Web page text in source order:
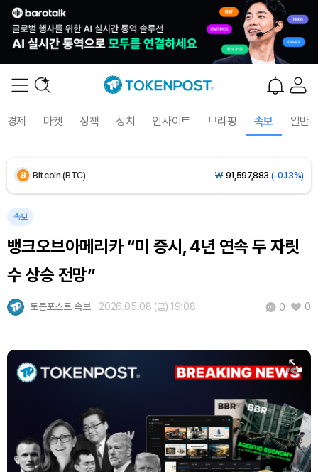
경제 마켓 정책 정치 인사이트 브리핑 속보 일반
Solana (SOL) ₩ 104,095(-1.09%)
Bitcoin (BTC) ₩ 91,597,883 (-0.13%)
속보
뱅크오브아메리카 “미 증시, 4년 연속 두 자릿
수 상승 전망”
토큰포스트 속보 2026.05.08 (금) 19:08 0 0